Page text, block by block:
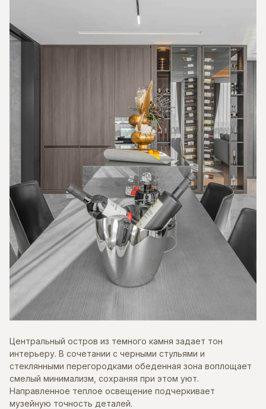
Центральный остров из темного камня задает тон
интерьеру. В сочетании с черными стульями и
стеклянными перегородками обеденная зона воплощает
смелый минимализм, сохраняя при этом уют.
Направленное теплое освещение подчеркивает
музейную точность деталей.